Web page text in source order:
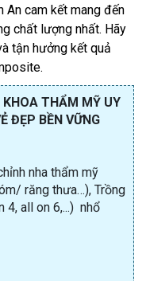
An cam kết mang đến
chất lượng nhất. Hãy
tận hưởng kết quả
THẨM MỸ UY
ĐẸP BỀN VỮNG
nha thẩm mỹ
răng thưa…), Trồng
4, all on 6,...) nhổ